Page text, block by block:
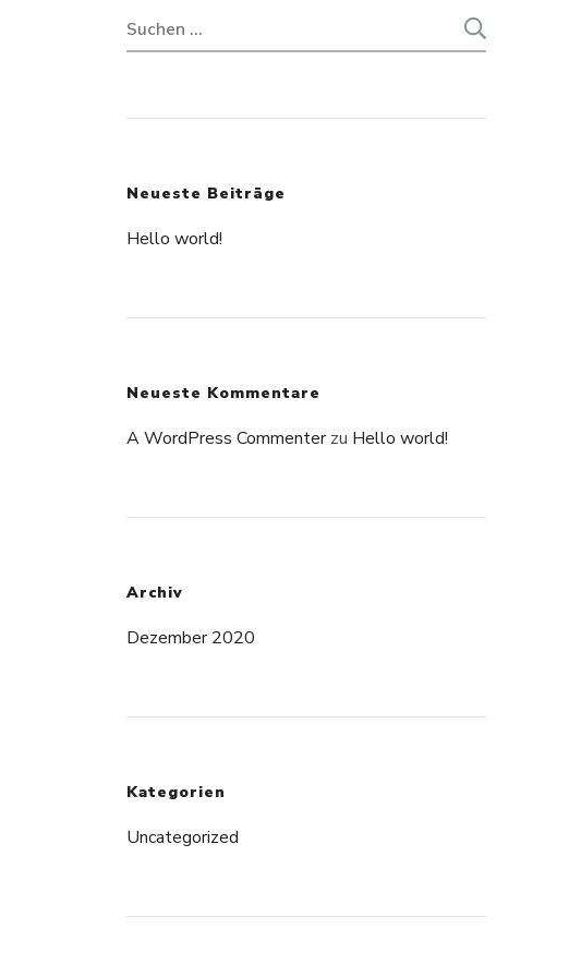
Suchen
nach:
Neueste Beiträge
Hello world!
Neueste Kommentare
A WordPress Commenterzu Hello world!
Archiv
Dezember 2020
Kategorien
Uncategorized